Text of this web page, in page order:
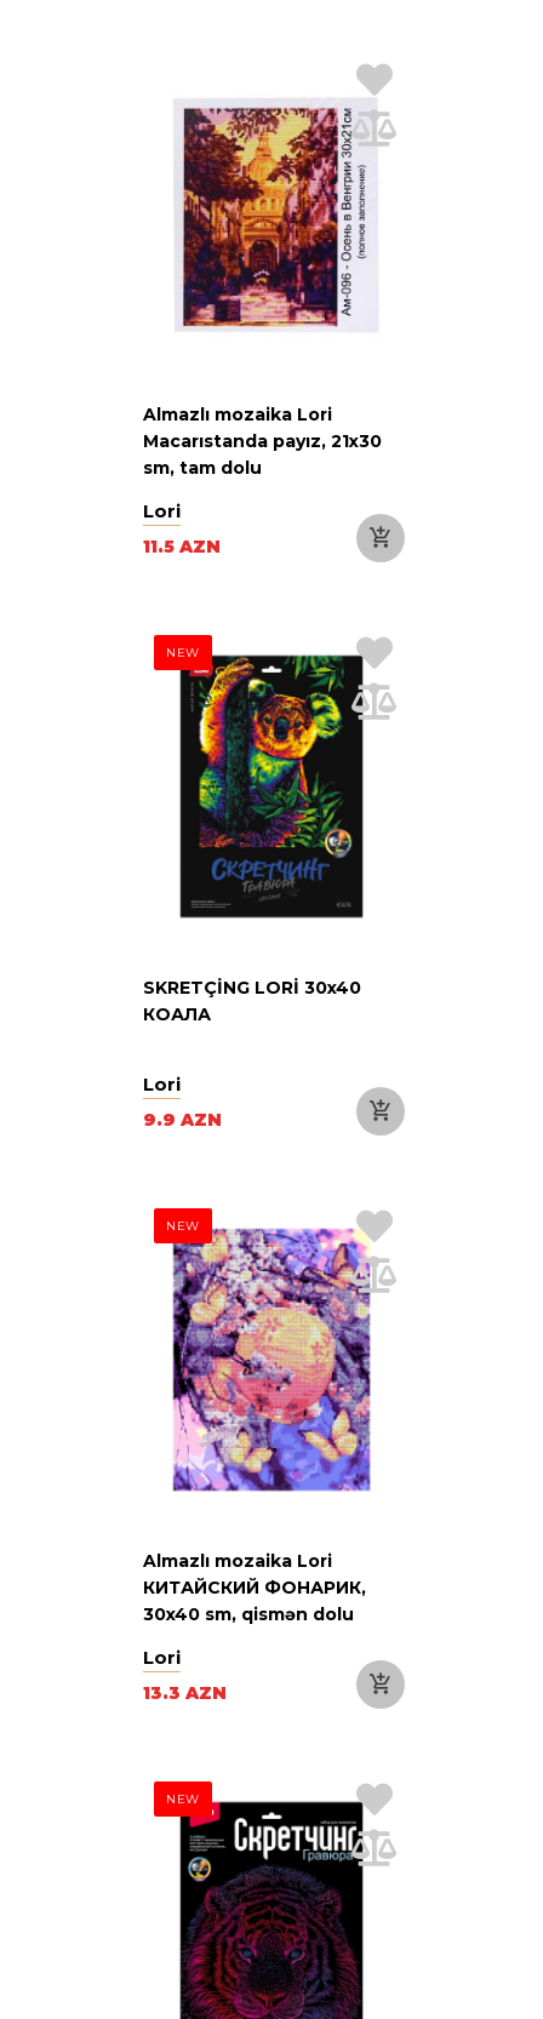
Almazlı mozaika Lori
Macarıstanda payız, 21x30
sm, tam dolu
Lori
11.5 AZN
NEW
SKRETÇİNG LORİ 30x40
КОАЛА
Lori
9.9 AZN
NEW
Almazlı mozaika Lori
КИТАЙСКИЙ ФОНАРИК,
30x40 sm, qismən dolu
Lori
13.3 AZN
NEW